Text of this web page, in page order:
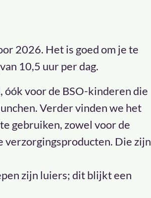
2026. Het is goed om je te
10,5 uur per dag.
voor de BSO-kinderen die
Verder vinden we het
gebruiken, zowel voor de
verzorgingsproducten. Die zijn
zijn luiers; dit blijkt een